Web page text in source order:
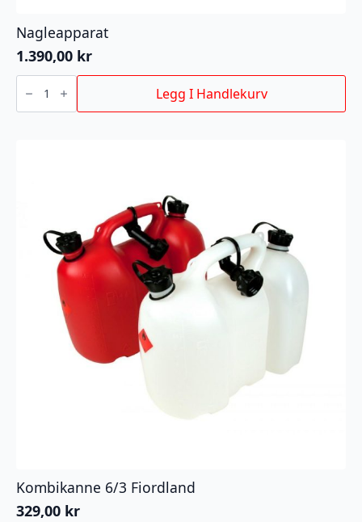
Nagleapparat
1.390,00 kr
Nagleapparat
antall Legg I Handlekurv
Kombikanne 6/3 Fiordland
329,00 kr